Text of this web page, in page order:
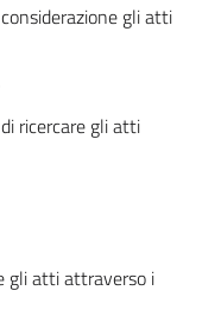
gli atti
ricercare gli atti
gli atti attraverso i